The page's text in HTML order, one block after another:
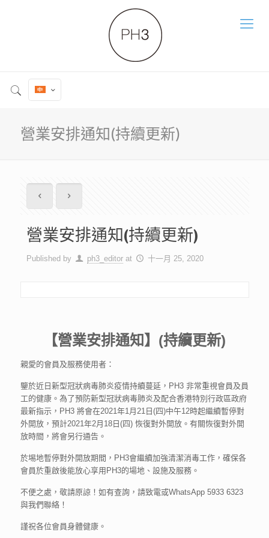
營業安排通知(持續更新)
營業安排通知(持續更新)
Published by ph3_editor at 十一月 25, 2020
【營業安排通知】(持續更新)
親愛的會員及服務使用者：
鑒於近日新型冠狀病毒肺炎疫情持續蔓延，PH3 非常重視會員及員
工的健康。為了預防新型冠狀病毒肺炎及配合香港特別行政區政府
最新指示，PH3 將會在2021年1月21日(四)中午12時起繼續暫停對
外開放，預計2021年2月18日(四) 恢復對外開放。有關恢復對外開
放時間，將會另行通告。
於埸地暫停對外開放期間，PH3會繼續加強清潔消毒工作，確保各
會員於重啟後能放心享用PH3的場地、設施及服務。
不便之處，敬請原諒！如有查詢，請致電或WhatsApp 5933 6323
與我們聯絡！
謹祝各位會員身體健康。